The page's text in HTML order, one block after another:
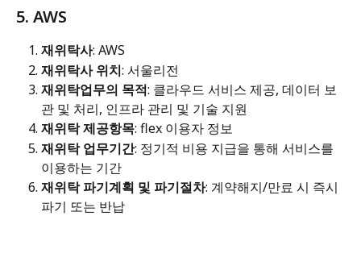
5. AWS
재위탁사: AWS
재위탁사 위치: 서울리전
재위탁업무의 목적: 클라우드 서비스 제공, 데이터 보
관 및 처리, 인프라 관리 및 기술 지원
재위탁 제공항목: flex 이용자 정보
재위탁 업무기간: 정기적 비용 지급을 통해 서비스를
이용하는 기간
재위탁 파기계획 및 파기절차: 계약해지/만료 시 즉시
파기 또는 반납